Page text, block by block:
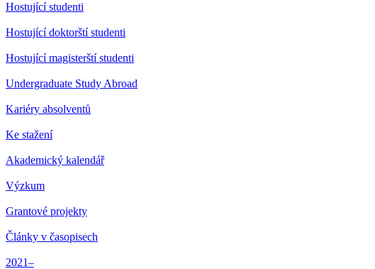
Hostující studenti
Hostující doktorští studenti
Hostující magisterští studenti
Undergraduate Study Abroad
Kariéry absolventů
Ke stažení
Akademický kalendář
Výzkum
Grantové projekty
Články v časopisech
2021–